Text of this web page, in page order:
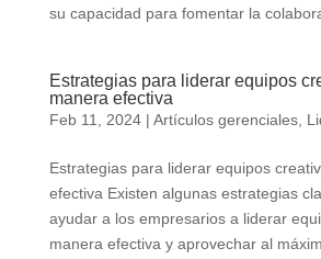
su capacidad para fomentar la
Estrategias para liderar equipos
manera efectiva
Feb 11, 2024| Artículos gerenciales,
Estrategias para liderar equipos
efectiva Existen algunas estrategias
ayudar a los empresarios a liderar
manera efectiva y aprovechar al